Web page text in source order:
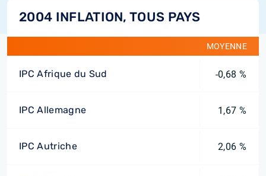
2004 INFLATION, TOUS PAYS
MOYENNE
IPC Afrique du Sud -0,68 %
IPC Allemagne 1,67 %
IPC Autriche 2,06 %